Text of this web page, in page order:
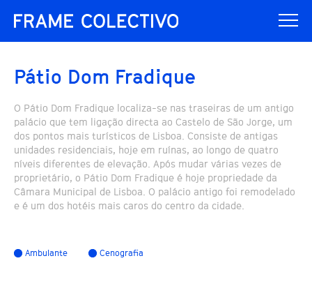
Pátio Dom Fradique
O Pátio Dom Fradique localiza-se nas traseiras de um antigo
palácio que tem ligação directa ao Castelo de São Jorge, um
dos pontos mais turísticos de Lisboa. Consiste de antigas
unidades residenciais, hoje em ruínas, ao longo de quatro
níveis diferentes de elevação. Após mudar várias vezes de
proprietário, o Pátio Dom Fradique é hoje propriedade da
Câmara Municipal de Lisboa. O palácio antigo foi remodelado
e é um dos hotéis mais caros do centro da cidade.
Ambulante Cenografia